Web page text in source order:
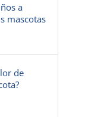
a
mascotas
de